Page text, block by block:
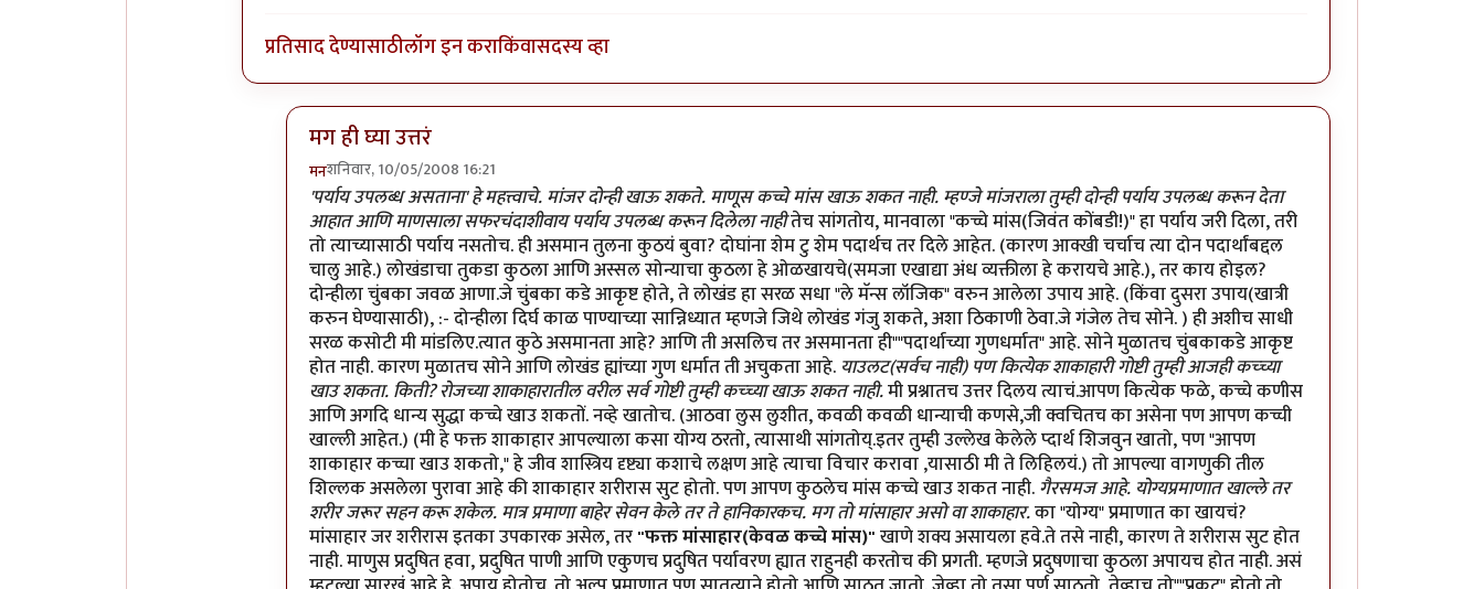
प्रतिसाद देण्यासाठीलॉग इन कराकिंवासदस्य व्हा
मग ही घ्या उत्तरं
मनशनिवार, 10/05/2008 16:21
In reply toमीbyप्रभाकर पेठकर
'पर्याय उपलब्ध असताना' हे महत्त्वाचे. मांजर दोन्ही खाऊ शकते. माणूस कच्चे मांस खाऊ शकत नाही. म्हण्जे मांजराला तुम्ही दोन्ही पर्याय उपलब्ध करून देता
आहात आणि माणसाला सफरचंदाशीवाय पर्याय उपलब्ध करून दिलेला नाहीतेच सांगतोय, मानवाला "कच्चे मांस(जिवंत कोंबडी!)" हा पर्याय जरी दिला, तरी
तो त्याच्यासाठी पर्याय नसतोच. ही असमान तुलना कुठयं बुवा? दोघांना शेम टु शेम पदार्थच तर दिले आहेत. (कारण आक्खी चर्चाच त्या दोन पदार्थांबद्दल
चालु आहे.) लोखंडाचा तुकडा कुठला आणि अस्सल सोन्याचा कुठला हे ओळखायचे(समजा एखाद्या अंध व्यक्तीला हे करायचे आहे.), तर काय होइल?
दोन्हीला चुंबका जवळ आणा.जे चुंबका कडे आकृष्ट होते, ते लोखंड हा सरळ सधा "ले मॅन्स लॉजिक" वरुन आलेला उपाय आहे. (किंवा दुसरा उपाय(खात्री
करुन घेण्यासाठी), :- दोन्हीला दिर्घ काळ पाण्याच्या सान्निध्यात म्हणजे जिथे लोखंड गंजु शकते, अशा ठिकाणी ठेवा.जे गंजेल तेच सोने. ) ही अशीच साधी
सरळ कसोटी मी मांडलिए.त्यात कुठे असमानता आहे? आणि ती असलिच तर असमानता ही""पदार्थाच्या गुणधर्मात" आहे. सोने मुळातच चुंबकाकडे आकृष्ट
होत नाही. कारण मुळातच सोने आणि लोखंड ह्यांच्या गुण धर्मात ती अचुकता आहे. याउलट(सर्वच नाही) पण कित्येक शाकाहारी गोष्टी तुम्ही आजही कच्च्या
खाउ शकता. किती? रोजच्या शाकाहारातील वरील सर्व गोष्टी तुम्ही कच्च्या खाऊ शकत नाही.मी प्रश्नातच उत्तर दिलय त्याचं.आपण कित्येक फळे, कच्चे कणीस
आणि अगदि धान्य सुद्धा कच्चे खाउ शकतों. नव्हे खातोच. (आठवा लुस लुशीत, कवळी कवळी धान्याची कणसे,जी क्वचितच का असेना पण आपण कच्ची
खाल्ली आहेत.) (मी हे फक्त शाकाहार आपल्याला कसा योग्य ठरतो, त्यासाथी सांगतोय्.इतर तुम्ही उल्लेख केलेले प्दार्थ शिजवुन खातो, पण "आपण
शाकाहार कच्चा खाउ शकतो," हे जीव शास्त्रिय दृष्ट्या कशाचे लक्षण आहे त्याचा विचार करावा ,यासाठी मी ते लिहिलयं.) तो आपल्या वागणुकी तील
शिल्लक असलेला पुरावा आहे की शाकाहार शरीरास सुट होतो. पण आपण कुठलेच मांस कच्चे खाउ शकत नाही.गैरसमज आहे. योग्यप्रमाणात खाल्ले तर
शरीर जरूर सहन करू शकेल. मात्र प्रमाणा बाहेर सेवन केले तर ते हानिकारकच. मग तो मांसाहार असो वा शाकाहार.का "योग्य" प्रमाणात का खायचं?
मांसाहार जर शरीरास इतका उपकारक असेल, तर"फक्त मांसाहार(केवळ कच्चे मांस)"खाणे शक्य असायला हवे.ते तसे नाही, कारण ते शरीरास सुट होत
नाही. माणुस प्रदुषित हवा, प्रदुषित पाणी आणि एकुणच प्रदुषित पर्यावरण ह्यात राहुनही करतोच की प्रगती. म्हणजे प्रदुषणाचा कुठला अपायच होत नाही. असं